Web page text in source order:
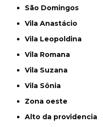
São Domingos
Vila Anastácio
Vila Leopoldina
Vila Romana
Vila Suzana
Vila Sônia
Zona oeste
alto da providencia